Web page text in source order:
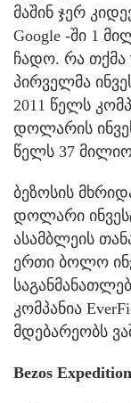
მაშინ ჯერ
Google -ში 1
ჩადო. რა
პირველმა
2011 წელს
დოლარის
წელს 37
ბეზოსის
დოლარი
ასამბლეის
ერთი ბოლო
კომპანია
მდებარეობს
Bezos